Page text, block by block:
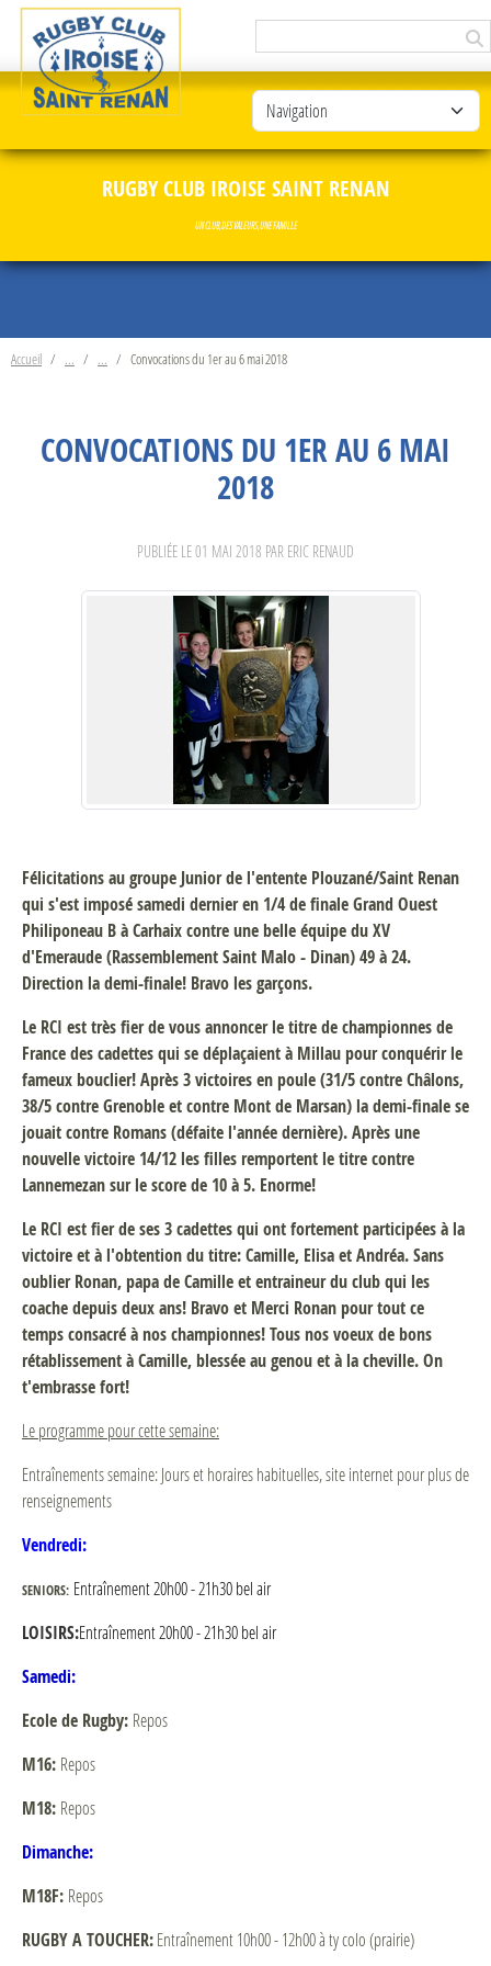
RUGBY CLUB IROISE SAINT RENAN
UN CLUB, DES VALEURS, UNE FAMILLE
Accueil Convocations du 1er au 6 mai 2018
CONVOCATIONS DU 1ER AU 6 MAI
2018
PUBLIÉE LE01 MAI 2018 PAR ERIC RENAUD
Félicitations au groupe Junior de l'entente Plouzané/Saint Renan
qui s'est imposé samedi dernier en 1/4 de finale Grand Ouest
Philiponeau B à Carhaix contre une belle équipe du XV
d'Emeraude (Rassemblement Saint Malo - Dinan) 49 à 24.
Direction la demi-finale! Bravo les garçons.
Le RCI est très fier de vous annoncer le titre de championnes de
France des cadettes qui se déplaçaient à Millau pour conquérir le
fameux bouclier! Après 3 victoires en poule (31/5 contre Châlons,
38/5 contre Grenoble et contre Mont de Marsan) la demi-finale se
jouait contre Romans (défaite l'année dernière). Après une
nouvelle victoire 14/12 les filles remportent le titre contre
Lannemezan sur le score de 10 à 5. Enorme!
Le RCI est fier de ses 3 cadettes qui ont fortement participées à la
victoire et à l'obtention du titre: Camille, Elisa et Andréa. Sans
oublier Ronan, papa de Camille et entraineur du club qui les
coache depuis deux ans! Bravo et Merci Ronan pour tout ce
temps consacré à nos championnes! Tous nos voeux de bons
rétablissement à Camille, blessée au genou et à la cheville. On
t'embrasse fort!
Le programme pour cette semaine:
Entraînements semaine: Jours et horaires habituelles, site internet pour plus de
renseignements
Vendredi:
SENIORS: Entraînement 20h00 - 21h30 bel air
LOISIRS:Entraînement 20h00 - 21h30 bel air
Samedi:
Ecole de Rugby: Repos
M16: Repos
M18: Repos
Dimanche:
M18F: Repos
RUGBY A TOUCHER:Entraînement 10h00 - 12h00 à ty colo (prairie)
Panneau de gestion des cookies